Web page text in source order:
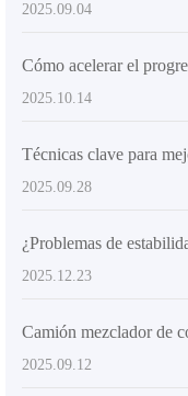
2025.09.04
2025.10.14
2025.09.28
2025.12.23
2025.09.12